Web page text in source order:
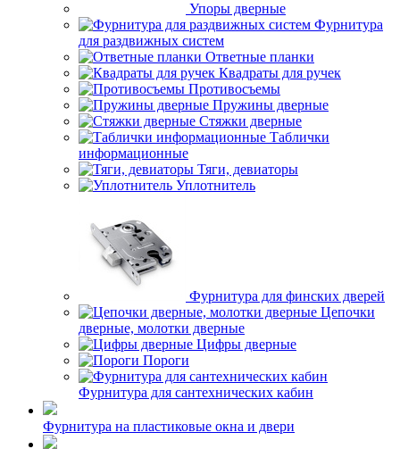
Упоры дверные
Фурнитура
для раздвижных систем
Ответные планки
Квадраты для ручек
Противосъемы
Пружины дверные
Стяжки дверные
Таблички
информационные
Тяги, девиаторы
Уплотнитель
Фурнитура для финских дверей
Цепочки
дверные, молотки дверные
Цифры дверные
Пороги
Фурнитура для сантехнических кабин
Фурнитура на пластиковые окна и двери